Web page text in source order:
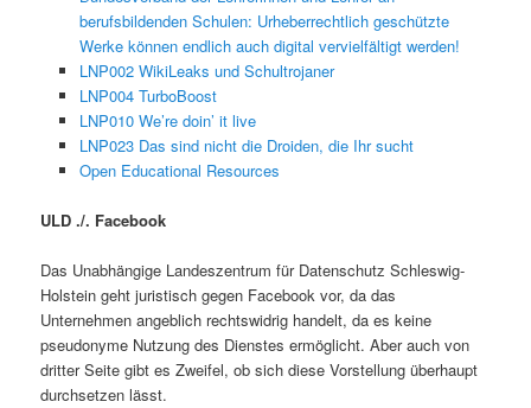
berufsbildenden Schulen: Urheberrechtlich geschützte
Werke können endlich auch digital vervielfältigt werden!
LNP002 WikiLeaks und Schultrojaner
LNP004 TurboBoost
LNP010 We’re doin’ it live
LNP023 Das sind nicht die Droiden, die Ihr sucht
Open Educational Resources
ULD ./. Facebook
Das Unabhängige Landeszentrum für Datenschutz Schleswig-
Holstein geht juristisch gegen Facebook vor, da das
Unternehmen angeblich rechtswidrig handelt, da es keine
pseudonyme Nutzung des Dienstes ermöglicht. Aber auch von
dritter Seite gibt es Zweifel, ob sich diese Vorstellung überhaupt
durchsetzen lässt.